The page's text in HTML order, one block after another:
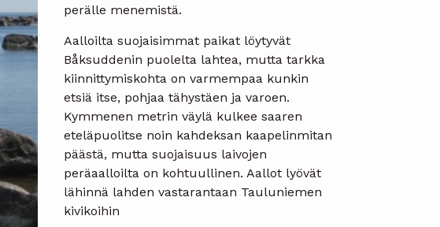
perälle menemistä.
Aalloilta suojaisimmat paikat löytyvät
Båksuddenin puolelta lahtea, mutta tarkka
kiinnittymiskohta on varmempaa kunkin
etsiä itse, pohjaa tähystäen ja varoen.
Kymmenen metrin väylä kulkee saaren
eteläpuolitse noin kahdeksan kaapelinmitan
päästä, mutta suojaisuus laivojen
peräaalloilta on kohtuullinen. Aallot lyövät
lähinnä lahden vastarantaan Tauluniemen
kivikoihin